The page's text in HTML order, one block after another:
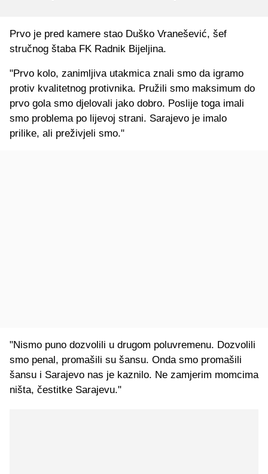
Prvo je pred kamere stao Duško Vranešević, šef
stručnog štaba FK Radnik Bijeljina.
"Prvo kolo, zanimljiva utakmica znali smo da igramo
protiv kvalitetnog protivnika. Pružili smo maksimum do
prvo gola smo djelovali jako dobro. Poslije toga imali
smo problema po lijevoj strani. Sarajevo je imalo
prilike, ali preživjeli smo."
"Nismo puno dozvolili u drugom poluvremenu. Dozvolili
smo penal, promašili su šansu. Onda smo promašili
šansu i Sarajevo nas je kaznilo. Ne zamjerim momcima
ništa, čestitke Sarajevu."